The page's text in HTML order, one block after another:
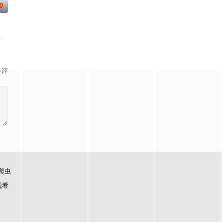
玄鸟之力
不满演习流于形式，假传指令要求真打实
生企业，实业报国的故事。甲午战争后，国家蒙羞，张謇虽高中状元，却渴
评
虫
看